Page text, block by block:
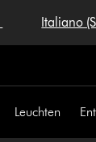
Italiano
Leuchten